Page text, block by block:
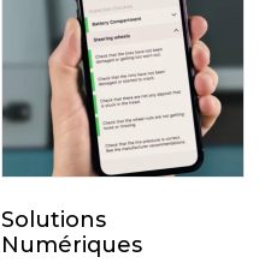
Solutions
Numériques